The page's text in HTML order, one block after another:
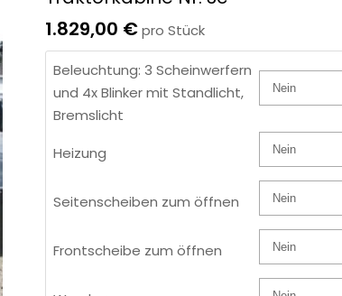
1.829,00 €pro Stück
Beleuchtung: 3 Scheinwerfern
und 4x Blinker mit Standlicht,
Bremslicht
Heizung
Seitenscheiben zum öffnen
Frontscheibe zum öffnen